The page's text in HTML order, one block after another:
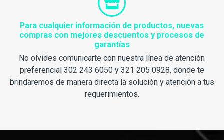
Para cualquier información de productos, nuevas
compras con mejores descuentos y procesos de
garantías
No olvides comunicarte con nuestra línea de atención
preferencial 302 243 6050 y 321 205 0928, donde te
brindaremos de manera directa la solución y atención a tus
requerimientos.